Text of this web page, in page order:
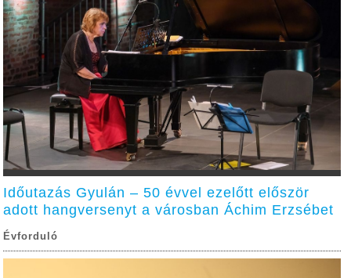
Időutazás Gyulán – 50 évvel ezelőtt először
adott hangversenyt a városban Áchim Erzsébet
Évforduló